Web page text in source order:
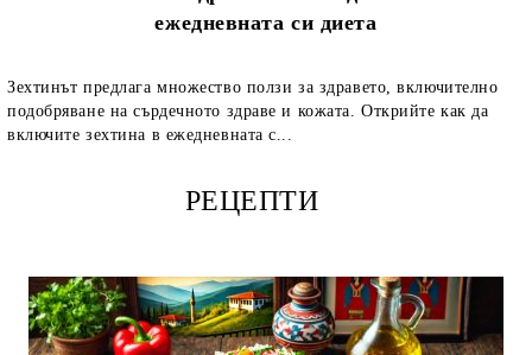
ежедневната си диета
Зехтинът предлага множество ползи за здравето, включително
подобряване на сърдечното здраве и кожата. Открийте как да
включите зехтина в ежедневната с...
РЕЦЕПТИ